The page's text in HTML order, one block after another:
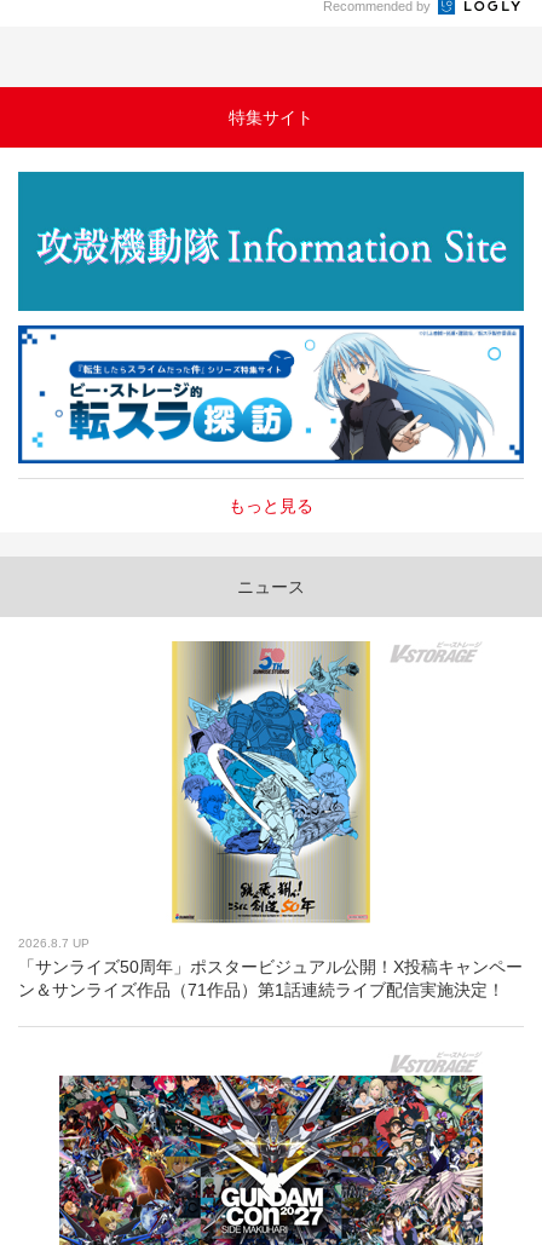
Recommended by
特集サイト
もっと見る
ニュース
2026.8.7 UP
「サンライズ50周年」ポスタービジュアル公開！X投稿キャンペー
ン＆サンライズ作品（71作品）第1話連続ライブ配信実施決定！